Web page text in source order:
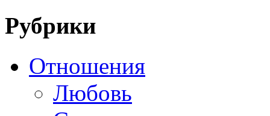
Рубрики
Отношения
Любовь